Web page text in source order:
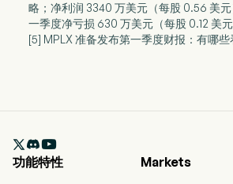
略；净利润 3340 万美元（每股 0.56 美
一季度净亏损 630 万美元（每股 0.12 美
[5] MPLX 准备发布第一季度财报：有哪些

功能特性
Markets